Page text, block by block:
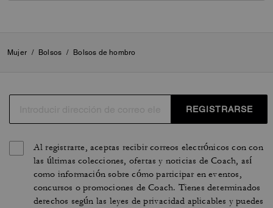
Mujer / Bolsos / Bolsos de hombro
REGISTRARSE
Al registrarte, aceptas recibir correos electrónicos con con
las últimas colecciones, ofertas y noticias de Coach, así
como información sobre cómo participar en eventos,
concursos o promociones de Coach. Tienes determinados
derechos según las leyes de privacidad aplicables y puedes